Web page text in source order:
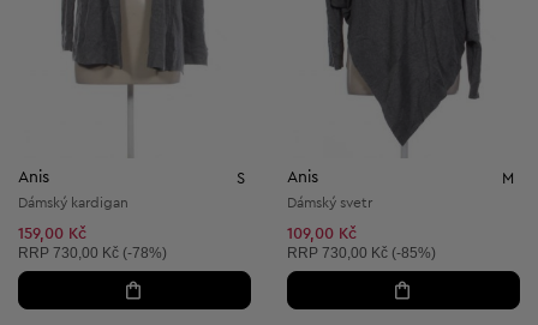
Anis S
Dámský kardigan
159,00 Kč
Doporučená cena:
RRP 730,00 Kč (-78%)
Anis M
Dámský svetr
109,00 Kč
Doporučená cena:
RRP 730,00 Kč (-85%)